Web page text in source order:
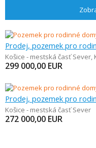
Prodej, pozemek pro
Košice - mestská časť Sever,
299 000,00 EUR
Prodej, pozemek pro
Košice - mestská časť Sever
272 000,00 EUR